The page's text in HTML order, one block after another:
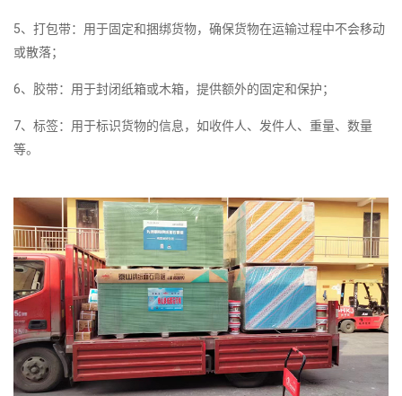
5、打包带：用于固定和捆绑货物，确保货物在运输过程中不会移动
或散落；
6、胶带：用于封闭纸箱或木箱，提供额外的固定和保护；
7、标签：用于标识货物的信息，如收件人、发件人、重量、数量
等。